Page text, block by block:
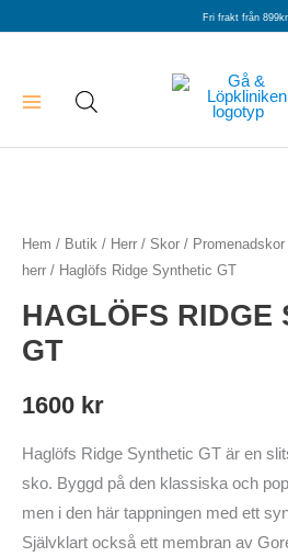
Fri frakt från 899kr
Hem / Butik / Herr / Skor /
herr / Haglöfs Ridge Synthetic GT
HAGLÖFS RIDGE
GT
1600 kr
Haglöfs Ridge Synthetic GT är en
sko. Byggd på den klassiska och
men i den här tappningen med ett
Självklart också ett membran av